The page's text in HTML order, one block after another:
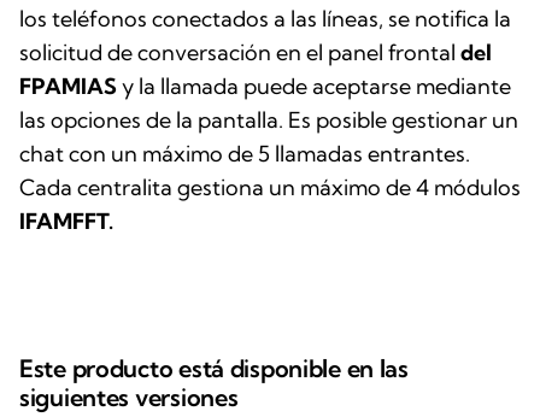
los teléfonos conectados a las líneas, se notifica la
solicitud de conversación en el panel frontal del
FPAMIASy la llamada puede aceptarse mediante
las opciones de la pantalla. Es posible gestionar un
chat con un máximo de 5 llamadas entrantes.
Cada centralita gestiona un máximo de 4 módulos
IFAMFFT.
Este producto está disponible en las
siguientes versiones